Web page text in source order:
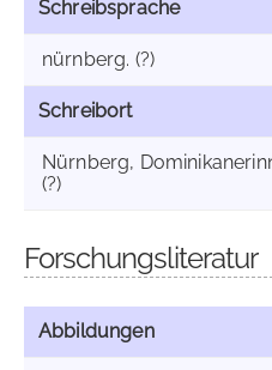
Schreibsprache
nürnberg. (?)
Schreibort
Nürnberg,
(?)
Forschungsliteratur
Abbildungen